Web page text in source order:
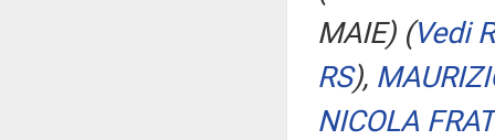
MAIE) (Vedi
RS),
NICOLA